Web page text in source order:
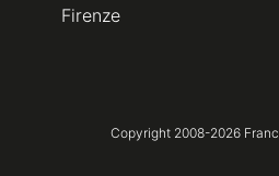
Firenze
Copyright 2008-2026